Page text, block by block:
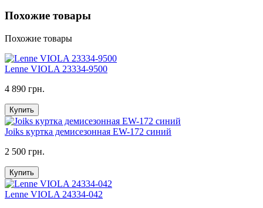
Похожие товары
Похожие товары
Lenne VIOLA 23334-9500
4 890 грн.
Купить
Joiks куртка демисезонная EW-172 синий
2 500 грн.
Купить
Lenne VIOLA 24334-042